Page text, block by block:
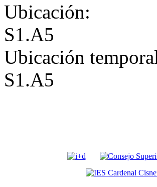
Ubicación:
S1.A5
Ubicación
S1.A5